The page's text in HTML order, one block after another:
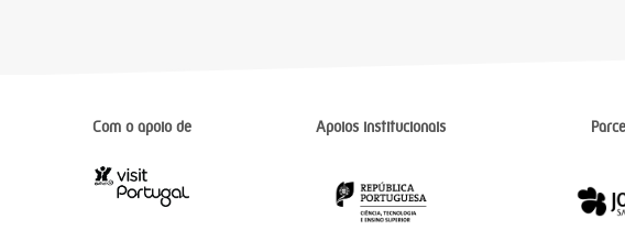
Com o apoio de Apoios institucionais